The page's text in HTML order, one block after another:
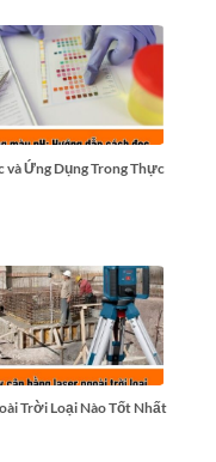
và Ứng Dụng Trong Thực
Trời Loại Nào Tốt Nhất